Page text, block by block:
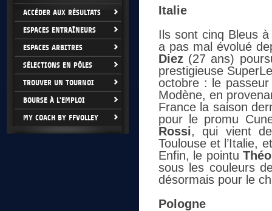
ACCÉDER AUX RÉSULTATS
ESPACES ENTRAÎNEURS
ESPACES ARBITRES
SÉLECTIONS EN PÔLES
TROUVER UN TOURNOI
BOURSE À L'EMPLOI
MY COACH BY FFVOLLEY
Italie
Ils sont cinq Bleus
a pas mal évolué
Diez (27 ans)
prestigieuse
octobre : le
Modène, en
France la saison
pour le promu
Rossi, qui vient
Toulouse et l’Italie,
Enfin, le pointu
sous les couleurs
désormais pour le
Pologne